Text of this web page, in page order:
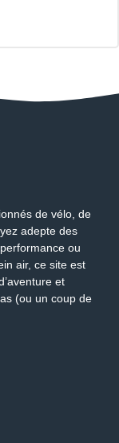
de vélo, de
adepte des
ou
air, ce site est
et
(ou un coup de